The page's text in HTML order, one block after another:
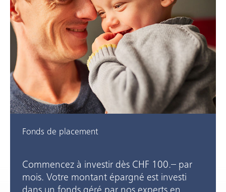
Fonds de placement
Commencez à investir dès CHF 100.– par
mois. Votre montant épargné est investi